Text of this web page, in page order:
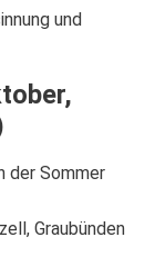
und
der Sommer
Graubünden